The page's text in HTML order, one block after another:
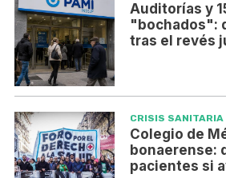
Auditorías y
"bochados":
tras el revés
CRISIS SANITARIA
Colegio de
bonaerense:
pacientes si